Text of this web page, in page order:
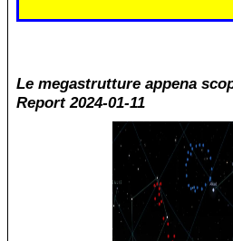
Le megastrutture appena
Report 2024-01-11